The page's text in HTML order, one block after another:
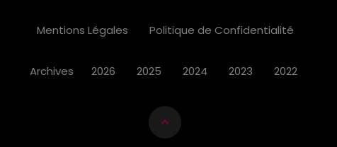
Mentions Légales Politique de Confidentialité
Archives 2026 2025 2024 2023 2022